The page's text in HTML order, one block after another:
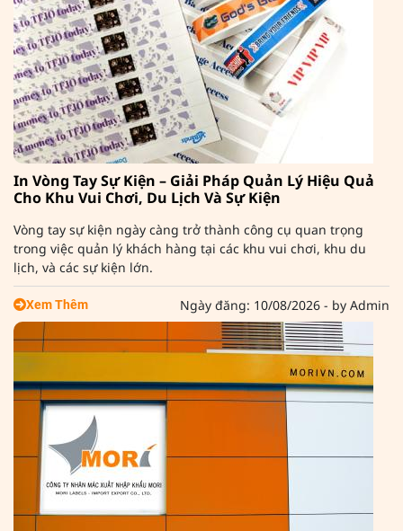
In Vòng Tay Sự Kiện – Giải Pháp Quản Lý Hiệu Quả
Cho Khu Vui Chơi, Du Lịch Và Sự Kiện
Vòng tay sự kiện ngày càng trở thành công cụ quan trọng
trong việc quản lý khách hàng tại các khu vui chơi, khu du
lịch, và các sự kiện lớn.
Xem Thêm Ngày đăng: 10/08/2026 - by Admin